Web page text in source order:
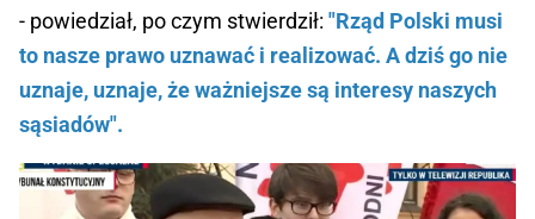
- powiedział, po czym stwierdził: "Rząd Polski musi
to nasze prawo uznawać i realizować. A dziś go nie
uznaje, uznaje, że ważniejsze są interesy naszych
sąsiadów".